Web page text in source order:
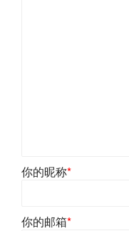
你的昵称*
你的邮箱*